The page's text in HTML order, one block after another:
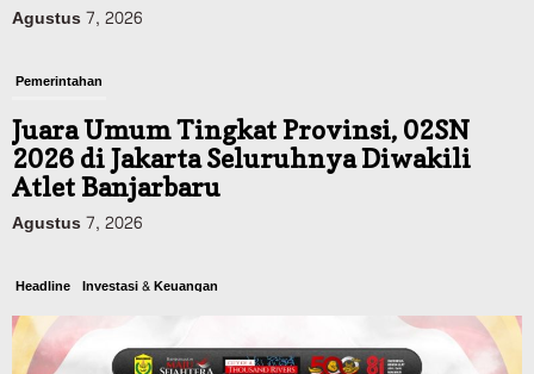
Agustus 7, 2026
Pemerintahan
Juara Umum Tingkat Provinsi, 02SN
2026 di Jakarta Seluruhnya Diwakili
Atlet Banjarbaru
Agustus 7, 2026
Headline Investasi & Keuangan
KUA-PPAS 2027 Banjarbaru Defisit 170
Miliar, Pendapatan 1,2 Triliun Belanja